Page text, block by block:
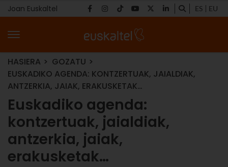
Joan Euskaltel ES EU
HASIERA
GOZATU
EUSKADIKO AGENDA: KONTZERTUAK, JAIALDIAK,
ANTZERKIA, JAIAK, ERAKUSKETAK…
Euskadiko agenda:
kontzertuak, jaialdiak,
antzerkia, jaiak,
erakusketak…